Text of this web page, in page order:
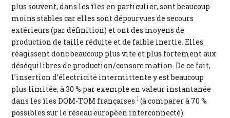
plus souvent, dans les îles en particulier, sont beaucoup
moins stables car elles sont dépourvues de secours
extérieurs (par définition) et ont des moyens de
production de taille réduite et de faible inertie. Elles
réagissent donc beaucoup plus vite et plus fortement aux
déséquilibres de production/consommation. De ce fait,
l’insertion d’électricité intermittente y est beaucoup
plus limitée, à 30 % par exemple en valeur instantanée
dans les îles DOM-TOM françaises 1 (à comparer à 70 %
possibles sur le réseau européen interconnecté).